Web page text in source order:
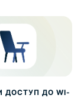
ДОСТУП ДО WI-